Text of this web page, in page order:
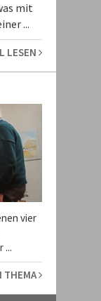
mit
...
LESEN
vier
...
THEMA